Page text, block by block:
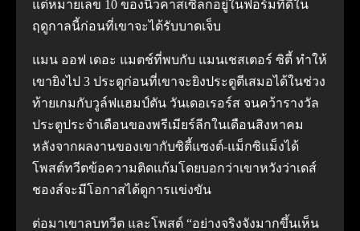
แต่หมายเลข 10 ของนิวคาสเซิ่ลก็อยู่ในฟอร์มที่ดีใน
ฤดูกาลนี้ก่อนที่เขาจะได้รับบาดเจ็บ
แมน ออฟ เดอะ แมตช์ที่พบกับ แมนเชสเตอร์ ซิตี้ ทําให้
เขายิงไป 3 ประตูก่อนที่เขาจะยิงประตูตีเสมอได้ในช่วง
ท้ายเกมกับวูล์ฟแฮมป์ตัน วันเดอเรอร์ส จนคว้ารางวัล
ประตูประจําเดือนของพรีเมียร์ลีกในเดือนสิงหาคม
หลังจากผลงานของเขากับซิตี้แซงต์-แม็กซิแม็งได้
โพสต์ทวีตข้อความติดแก้มโดยบอกว่าเขาหวังว่าเดส์
ชองส์จะมีโอกาสได้ดูการแข่งขัน
ต่อมาเขาลบทวีต และโพสต์ “อย่างจริงจังมากขึ้นเห็น